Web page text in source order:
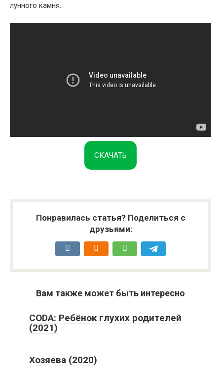
лунного камня.
СКАЧАТЬ
Понравилась статья? Поделиться с
друзьями:
Вам также может быть интересно
CODA: Ребёнок глухих родителей
(2021)
Хозяева (2020)